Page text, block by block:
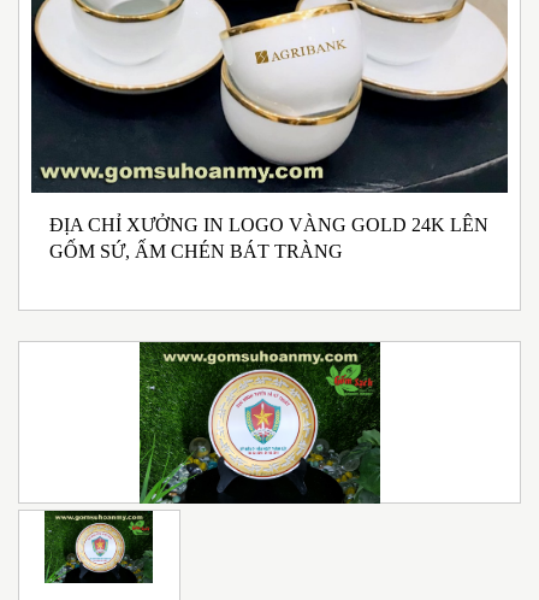
ĐỊA CHỈ XƯỞNG IN LOGO VÀNG GOLD 24K LÊN
GỐM SỨ, ẤM CHÉN BÁT TRÀNG